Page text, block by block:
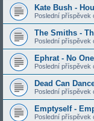
Kate Bush -
Poslední příspěvek
The Smiths -
Poslední příspěvek
Ephrat - No
Poslední příspěvek
Dead Can
Poslední příspěvek
Emptyself -
Poslední příspěvek